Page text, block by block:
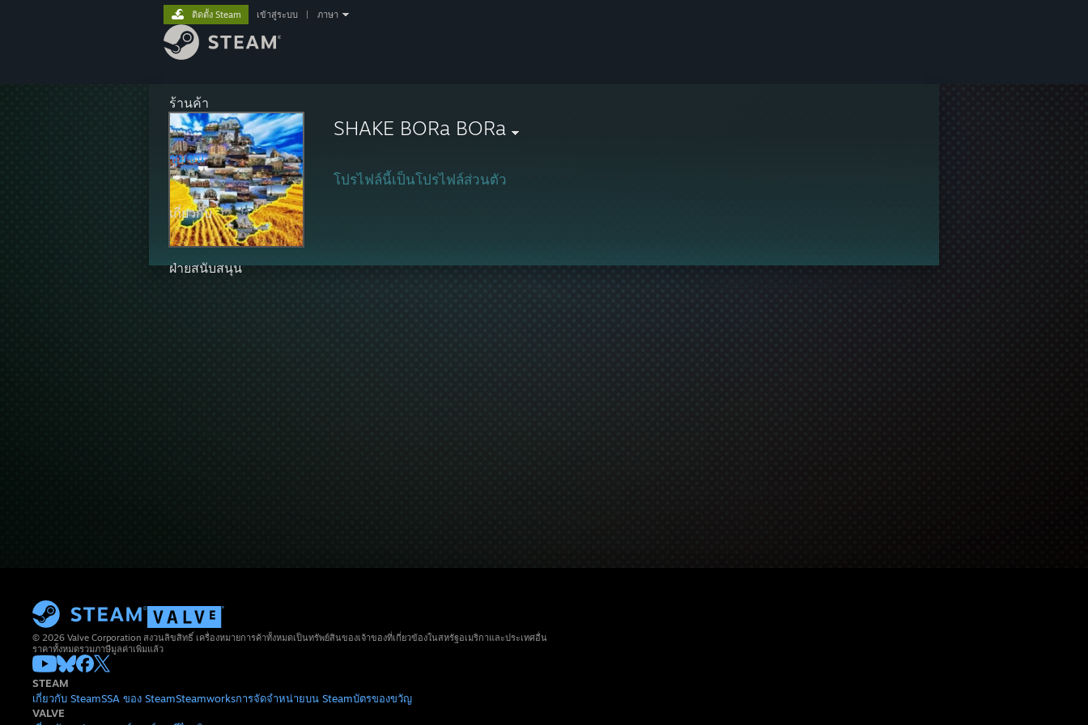
ร้านค้า
ชุมชน
เกี่ยวกับ
ฝ่ายสนับสนุน
ติดตั้ง Steam เข้าสู่ระบบ ภาษา
SHAKE BORa BORa
โปรไฟล์นี้เป็นโปรไฟล์ส่วนตัว
© 2026 Valve Corporation สงวนลิขสิทธิ์ เครื่องหมายการค้าทั้งหมดเป็นทรัพย์สินของเจ้าของที่เกี่ยวข้องในสหรัฐอเมริกาและประเทศอื่น
ราคาทั้งหมดรวมภาษีมูลค่าเพิ่มแล้ว
STEAM
เกี่ยวกับ SteamSSA ของ SteamSteamworksการจัดจำหน่ายบน Steamบัตรของขวัญ
VALVE